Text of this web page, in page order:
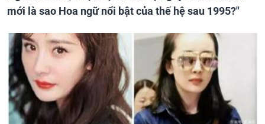
mới là sao Hoa ngữ nổi bật của thế hệ sau 1995?"